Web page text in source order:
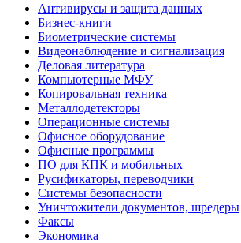
Антивирусы и защита данных
Бизнес-книги
Биометрические системы
Видеонаблюдение и сигнализация
Деловая литература
Компьютерные МФУ
Копировальная техника
Металлодетекторы
Операционные системы
Офисное оборудование
Офисные программы
ПО для КПК и мобильных
Русификаторы, переводчики
Системы безопасности
Уничтожители документов, шредеры
Факсы
Экономика